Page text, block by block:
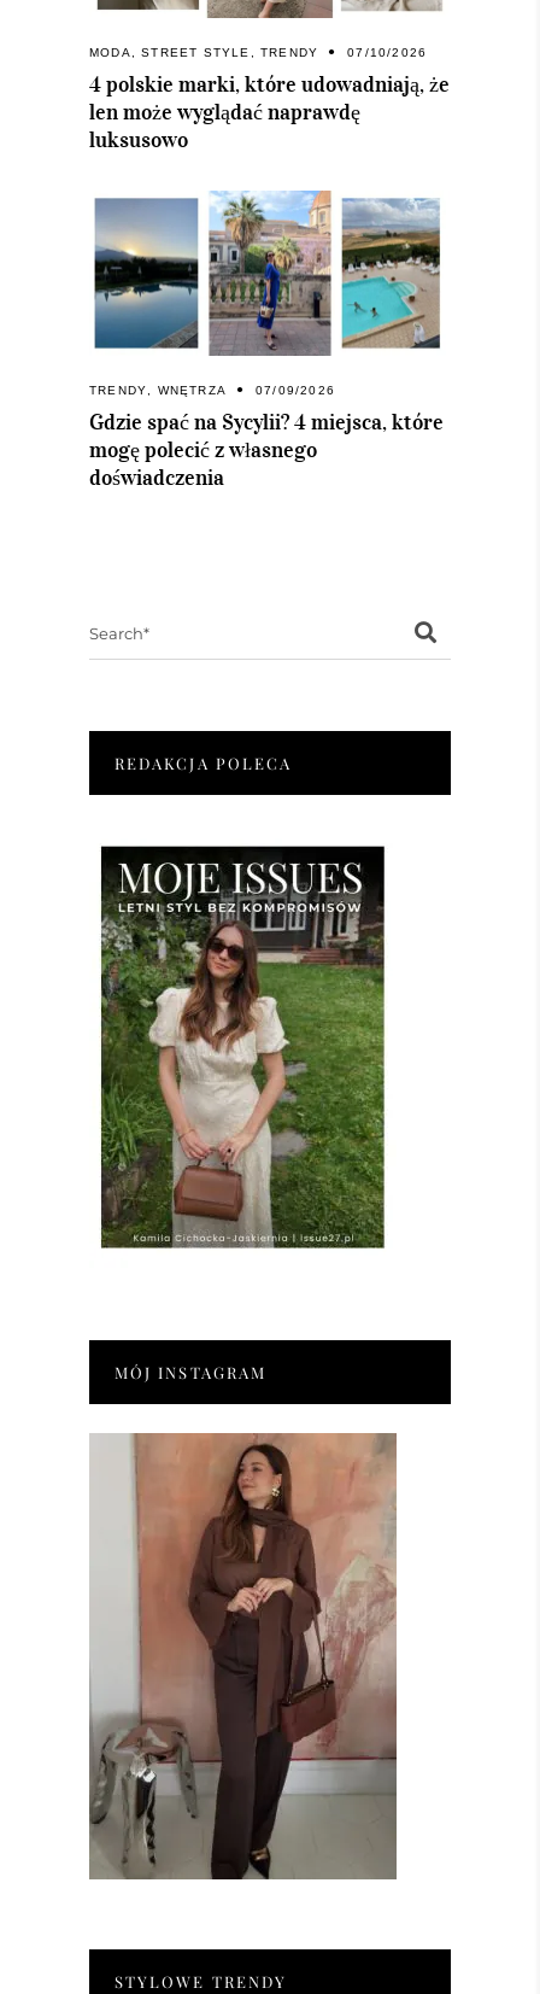
MODA ,STREET STYLE ,TRENDY 07/10/2026
4 polskie marki, które udowadniają, że
len może wyglądać naprawdę
luksusowo
TRENDY, WNĘTRZA 07/09/2026
Gdzie spać na Sycylii? 4 miejsca, które
mogę polecić z własnego
doświadczenia
REDAKCJA POLECA
MÓJ INSTAGRAM
STYLOWE TRENDY